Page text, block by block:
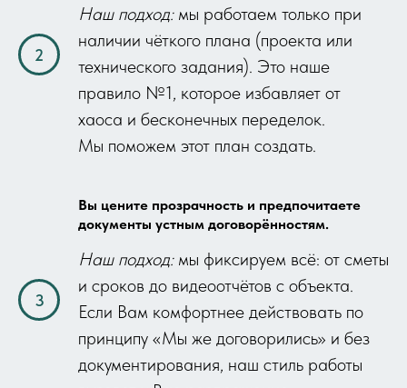
Наш подход: мы работаем только при
наличии чёткого плана (проекта или
технического задания). Это наше
правило №1, которое избавляет от
хаоса и бесконечных переделок.
Мы поможем этот план создать.
Вы цените прозрачность и предпочитаете
документы устным договорённостям.
Наш подход: мы фиксируем всё: от сметы
и сроков до видеоотчётов с объекта.
Если Вам комфортнее действовать по
принципу «Мы же договорились» и без
документирования, наш стиль работы